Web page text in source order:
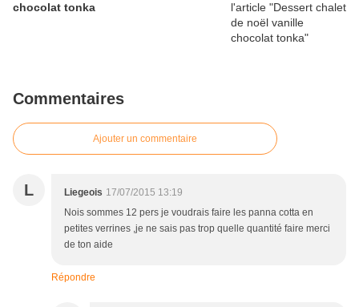
chocolat tonka
Commentaires
Ajouter un commentaire
L Liegeois 17/07/2015 13:19
Nois sommes 12 pers je voudrais faire les panna cotta en
petites verrines ,je ne sais pas trop quelle quantité faire merci
de ton aide
Répondre